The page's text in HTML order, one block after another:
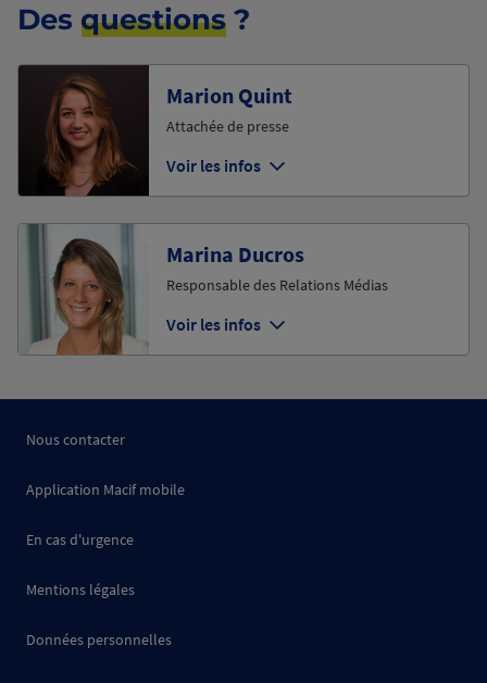
Des questions ?
Marion Quint
Attachée de presse
Voir les infos
Marina Ducros
Responsable des Relations Médias
Voir les infos
Nous contacter
Application Macif mobile
En cas d'urgence
Mentions légales
Données personnelles